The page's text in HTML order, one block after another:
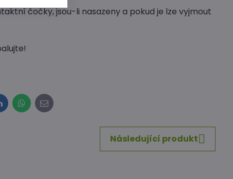
čočky, jsou-li nasazeny a pokud je lze vyjmout
WhatsApp
E-
mail
Následující produkt